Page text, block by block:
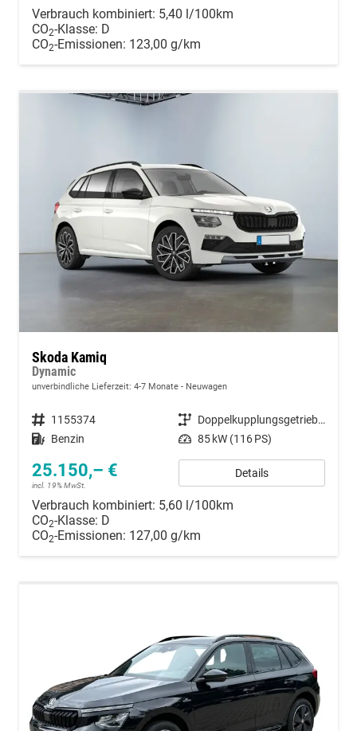
Verbrauch kombiniert: 5,40 l/100km
CO2-Klasse: D
CO2-Emissionen: 123,00 g/km
Skoda Kamiq
Dynamic
unverbindliche Lieferzeit: 4-7 Monate Neuwagen
Fahrzeugnummer 1155374 Getriebe
Doppelkupplungsgetriebe (DSG)
Kraftstoff Benzin Leistung 85 kW (116 PS)
25.150,– €
incl. 19% MwSt.
Details
Verbrauch kombiniert: 5,60 l/100km
CO2-Klasse: D
CO2-Emissionen: 127,00 g/km